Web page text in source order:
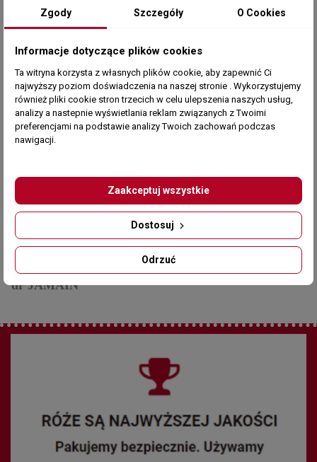
REINE des
VIOLETTES
pnąca róża
BARON
LAIN róża
historyczna
Chwilowo niedostępny
SOUVENIR du
dr JAMAIN
Zgody Szczegóły O Cookies
Informacje dotyczące plików cookies
Ta witryna korzysta z własnych plików cookie, aby zapewnić Ci
najwyższy poziom doświadczenia na naszej stronie . Wykorzystujemy
również pliki cookie stron trzecich w celu ulepszenia naszych usług,
analizy a nastepnie wyświetlania reklam związanych z Twoimi
preferencjami na podstawie analizy Twoich zachowań podczas
nawigacji.
Odrzuć
Dostosuj
Zaakceptuj wszystkie